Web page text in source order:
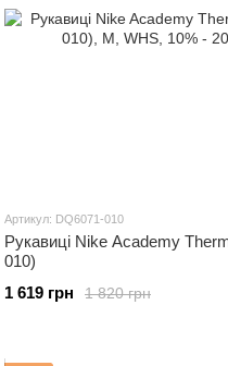
Артикул: DQ6071-010
Рукавиці Nike Academy
010)
1 820 грн
1 619 грн